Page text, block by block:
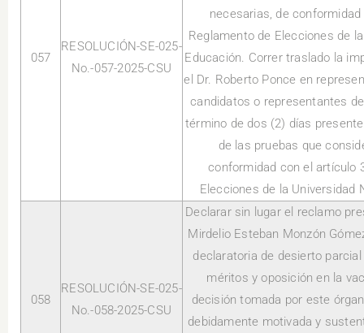
057
RESOLUCIÓN-SE-025-
No.-057-2025-CSU
necesarias, de
Reglamento de Elecciones de
Educación. Correr traslado la
el Dr. Roberto Ponce en
candidatos o representantes
término de dos (2) días
de las pruebas que
conformidad con el artículo
Elecciones de la Universidad
058
RESOLUCIÓN-SE-025-
No.-058-2025-CSU
Declarar sin lugar el reclamo
Mirdelio Esteban Monzón
declaratoria de desierto
méritos y oposición en la
decisión tomada por este
debidamente motivada y